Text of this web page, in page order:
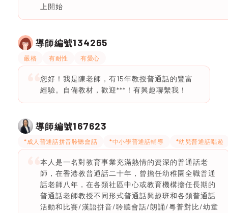
上開始
導師編號134265
嚴格 有耐性 有愛心
您好！我是陳老師，有15年教授普通話的豐富
經驗。自備教材，歡迎***！有興趣聯繫我！
導師編號167623
*成人普通話拼音聆聽會話 *中小學普通話輔導 *幼兒普通話唱遊
本人是一名對教育事業充滿熱情的資深的普通話老
師，在香港教普通話二十年，曾擔任幼稚園全職普通
話老師八年，在各類社區中心或教育機構擔任長期的
普通話老師教授不同形式普通話興趣班和各類普通話
活動和比賽/漢語拼音/聆聽會話/朗誦/粵普對比/幼童